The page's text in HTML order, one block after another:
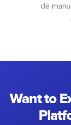
de
Want to